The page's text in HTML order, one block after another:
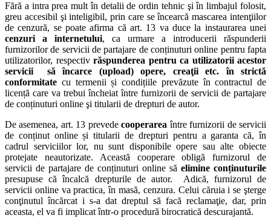
Fără a intra prea mult în detalii de ordin tehnic şi în limbajul folosit,
greu accesibil şi inteligibil, prin care se încearcă mascarea intenţiilor
de cenzură, se poate afirma că art. 13 va duce la instaurarea unei
cenzuri a internetului, ca urmare a introducerii răspunderii
furnizorilor de servicii de partajare de conținuturi online pentru fapta
utilizatorilor, respectiv răspunderea pentru ca utilizatorii acestor
servicii să încarce (upload) opere, creaţii etc. în strictă
conformitate cu termenii și condițiile prevăzute în contractul de
licență care va trebui încheiat între furnizorii de servicii de partajare
de conținuturi online şi titularii de drepturi de autor.
De asemenea, art. 13 prevedecooperarea între furnizorii de servicii
de conținut online și titularii de drepturi pentru a garanta că, în
cadrul serviciilor lor, nu sunt disponibile opere sau alte obiecte
protejate neautorizate. Această cooperare obligă furnizorul de
servicii de partajare de conținuturi online să elimine conținuturile
presupuse că încalcă drepturile de autor. Adică, furnizorul de
servicii online va practica, în masă, cenzura. Celui căruia i se şterge
conţinutul încărcat i s-a dat dreptul să facă reclamaţie, dar, prin
aceasta, el va fi implicat într-o procedură birocratică descurajantă.